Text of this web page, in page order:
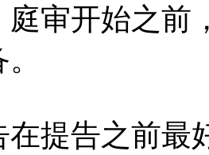
庭审开始之前
在提告之前最